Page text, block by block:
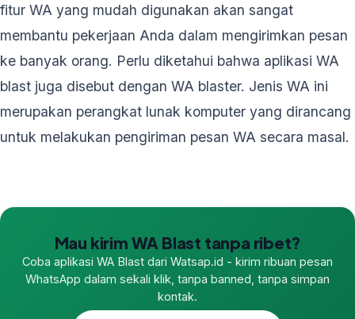
fitur WA yang mudah digunakan akan sangat
membantu pekerjaan Anda dalam mengirimkan pesan
ke banyak orang. Perlu diketahui bahwa aplikasi WA
blast juga disebut dengan WA blaster. Jenis WA ini
merupakan perangkat lunak komputer yang dirancang
untuk melakukan pengiriman pesan WA secara masal.
Mau kirim WA Blast tanpa ribet?
Coba aplikasi WA Blast dari Watsap.id - kirim ribuan pesan
WhatsApp dalam sekali klik, tanpa banned, tanpa simpan
kontak.